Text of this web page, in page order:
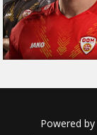
Powered by